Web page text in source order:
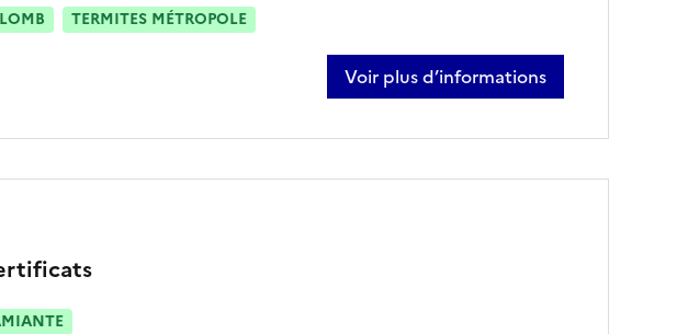
TERMITES MÉTROPOLE
Voir plus d’informations
sur jérôme romero